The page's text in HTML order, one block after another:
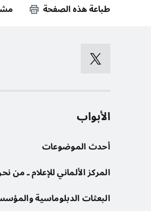
طباعة هذه الصفحة
الأبواب
أحدث الموضوعات
المركز الألماني للإعلام ـ من
البعثات الدبلوماسية